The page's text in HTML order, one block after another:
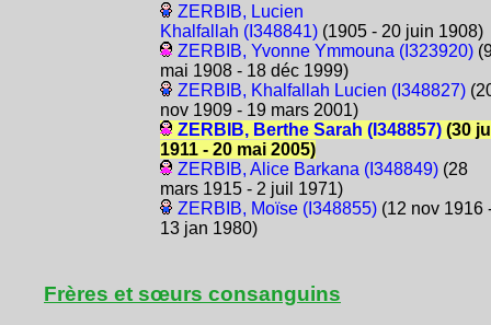
ZERBIB, Lucien
Khalfallah (I348841)(1905 - 20 juin 1908)
ZERBIB, Yvonne Ymmouna (I323920)
mai 1908 - 18 déc 1999)
ZERBIB, Khalfallah Lucien (I348827)
nov 1909 - 19 mars 2001)
ZERBIB, Berthe Sarah (I348857)(30
1911 - 20 mai 2005)
ZERBIB, Alice Barkana (I348849)(28
mars 1915 - 2 juil 1971)
ZERBIB, Moïse (I348855)(12 nov 1916
13 jan 1980)
Frères et sœurs consanguins